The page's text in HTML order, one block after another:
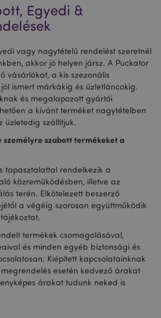
Egyedi &
vagy nagytételű rendelést szeretnél
akkor jó helyen jársz. A Puckator
vásárlókat, a kis szezonális
ismert márkákig és üzletláncokig.
és megalapozott gyártói
a kívánt terméket nagytételben
üzletedig szállítjuk.
szabott termékeket a
tapasztalattal rendelkezik a
közreműködésben, illetve az
terén. Elkötelezett beszerző
a végéig szorosan együttműködik
termékek csomagolásával,
és minden egyéb biztonsági és
Kiépített kapcsolatainknak
esetén kedvező árakat
árakat tudunk neked is